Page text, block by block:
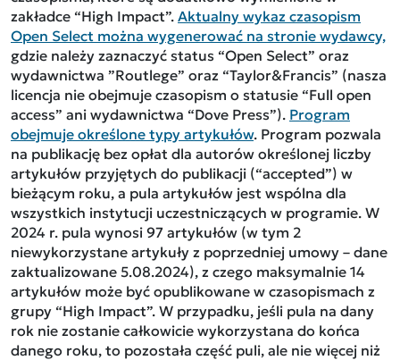
zakładce “High Impact”. Aktualny wykaz czasopism
Open Select można wygenerować na stronie wydawcy,
gdzie należy zaznaczyć status “Open Select” oraz
wydawnictwa ”Routlege” oraz “Taylor&Francis” (nasza
licencja nie obejmuje czasopism o statusie “Full open
access” ani wydawnictwa “Dove Press”). Program
obejmuje określone typy artykułów. Program pozwala
na publikację bez opłat dla autorów określonej liczby
artykułów przyjętych do publikacji (“accepted”) w
bieżącym roku, a pula artykułów jest wspólna dla
wszystkich instytucji uczestniczących w programie. W
2024 r. pula wynosi 97 artykułów (w tym 2
niewykorzystane artykuły z poprzedniej umowy – dane
zaktualizowane 5.08.2024), z czego maksymalnie 14
artykułów może być opublikowane w czasopismach z
grupy “High Impact”. W przypadku, jeśli pula na dany
rok nie zostanie całkowicie wykorzystana do końca
danego roku, to pozostała część puli, ale nie więcej niż